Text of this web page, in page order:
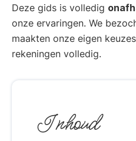
Deze gids is volledig
onze ervaringen. We
maakten onze eigen
rekeningen volledig.
Inhoud